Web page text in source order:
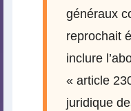
généraux
reprochait
inclure
« article
juridique